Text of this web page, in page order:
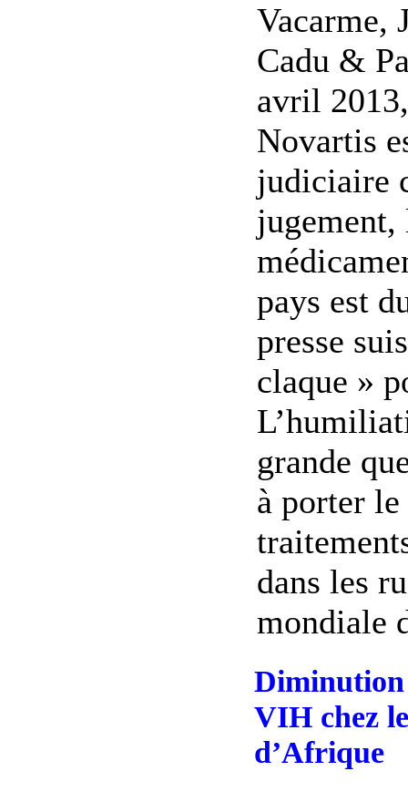
Vacarme,
Cadu &
avril
Novartis
judiciaire
jugement,
pays est
presse
claque »
grande
à porter le
dans les
mondiale
Diminution
VIH chez
d’Afrique